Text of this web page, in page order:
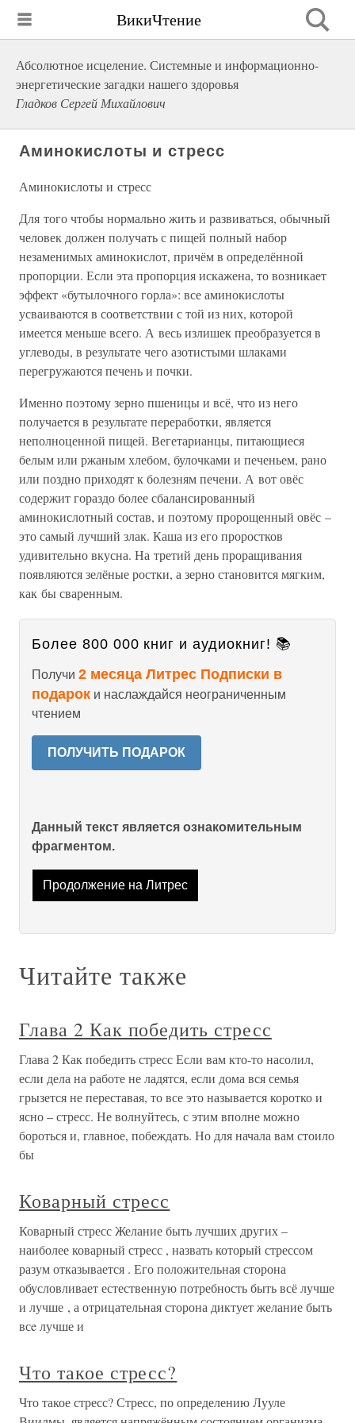
ВикиЧтение
Абсолютное исцеление. Системные и информационно-
энергетические загадки нашего здоровья
Гладков Сергей Михайлович
Аминокислоты и стресс
Аминокислоты и стресс
Для того чтобы нормально жить и развиваться, обычный
человек должен получать с пищей полный набор
незаменимых аминокислот, причём в определённой
пропорции. Если эта пропорция искажена, то возникает
эффект «бутылочного горла»: все аминокислоты
усваиваются в соответствии с той из них, которой
имеется меньше всего. А весь излишек преобразуется в
углеводы, в результате чего азотистыми шлаками
перегружаются печень и почки.
Именно поэтому зерно пшеницы и всё, что из него
получается в результате переработки, является
неполноценной пищей. Вегетарианцы, питающиеся
белым или ржаным хлебом, булочками и печеньем, рано
или поздно приходят к болезням печени. А вот овёс
содержит гораздо более сбалансированный
аминокислотный состав, и поэтому пророщенный овёс –
это самый лучший злак. Каша из его проростков
удивительно вкусна. На третий день проращивания
появляются зелёные ростки, а зерно становится мягким,
как бы сваренным.
Более 800 000 книг и аудиокниг! 📚
Получи 2 месяца Литрес Подписки в
подарок и наслаждайся неограниченным
чтением
ПОЛУЧИТЬ ПОДАРОК
Данный текст является ознакомительным
фрагментом.
Продолжение на Литрес
Читайте также
Глава 2 Как победить стресс
Глава 2 Как победить стресс Если вам кто-то насолил,
если дела на работе не ладятся, если дома вся семья
грызется не переставая, то все это называется коротко и
ясно – стресс. Не волнуйтесь, с этим вполне можно
бороться и, главное, побеждать. Но для начала вам стоило
бы
Коварный стресс
Коварный стресс Желание быть лучших других –
наиболее коварный стресс , назвать который стрессом
разум отказывается . Его положительная сторона
обусловливает естественную потребность быть всё лучше
и лучше , а отрицательная сторона диктует желание быть
всe лучше и
Что такое стресс?
Что такое стресс? Стресс, по определению Лууле